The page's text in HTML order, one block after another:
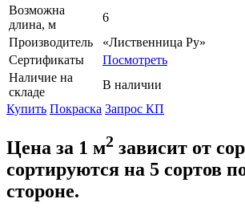
Возможна
длина, м
6
Производитель
«Лиственница Ру»
Сертификаты
Посмотреть
Наличие на
складе
В наличии
Купить Покраска Запрос КП
Цена за 1 м2 зависит от
сортируются на 5 сортов
стороне.